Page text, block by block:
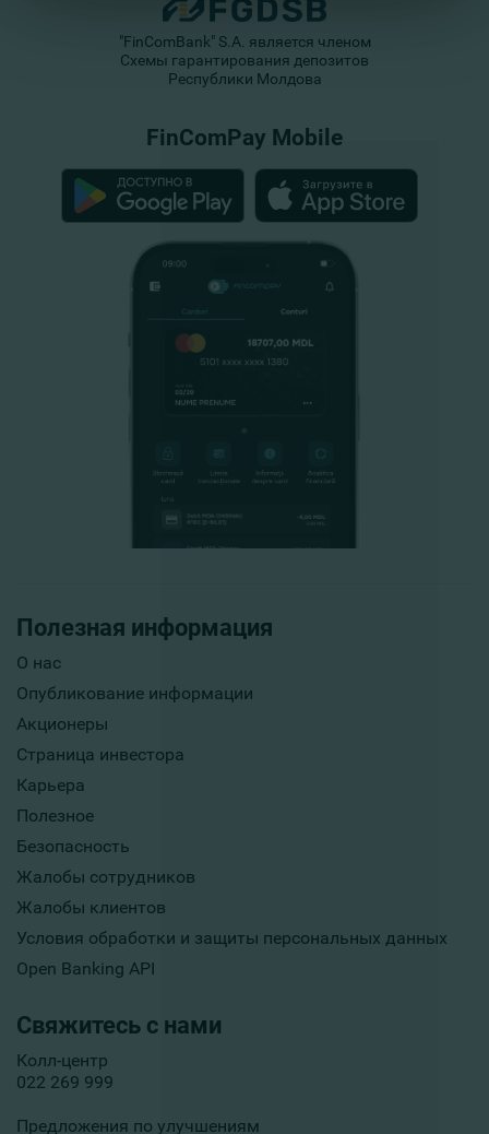
Полезная информация
О нас
Опубликование информации
Акционеры
Страница инвестора
Карьера
Полезное
Безопасность
Жалобы сотрудников
Жалобы клиентов
Условия обработки и защиты персональных данных
Open Banking API
Свяжитесь с нами
Колл-центр
022 269 999
Предложения по улучшениям
"FinComBank" S.A. является членом
Схемы гарантирования депозитов
Республики Молдова
FinComPay Mobile